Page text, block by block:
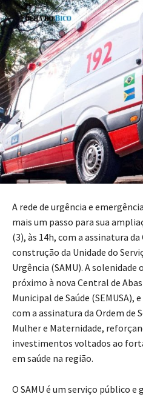
A rede de urgência e
mais um passo para sua
(3), às 14h, com a assinatura
construção da Unidade do
Urgência (SAMU). A
próximo à nova Central de
Municipal de Saúde
com a assinatura da Ordem de
Mulher e Maternidade,
investimentos voltados ao
em saúde na região.
O SAMU é um serviço público